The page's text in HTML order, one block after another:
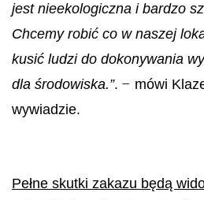
jest nieekologiczna i bardzo
Chcemy robić co w naszej
kusić ludzi do dokonywania
dla środowiska.”. – mówi
wywiadzie.
Pełne skutki zakazu będą